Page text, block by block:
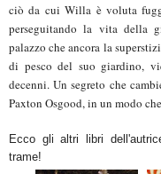
ciò da cui Willa è voluta
perseguitando la vita della
palazzo che ancora la
di pesco del suo giardino,
decenni. Un segreto che
Paxton Osgood, in un modo
Ecco gli altri libri
trame!